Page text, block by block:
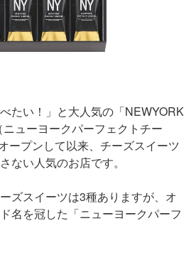
たい！」と大人気の「NEWYORK
ューヨークパーフェクトチー
ープンして以来、チーズスイーツ
ない人気のお店です。
ズスイーツは3種ありますが、オ
名を冠した「ニューヨークパーフ